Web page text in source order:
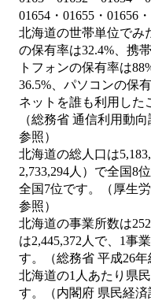
01654・01655・01656
北海道の世帯単位でみ
の保有率は32.4%、携
トフォンの保有率は
36.5%、パソコンの保
ネットを誰も利用した
（総務省 通信利用動
参照）
北海道の総人口は
2,733,294人）で全国8
全国7位です。（厚生
参照）
北海道の事業所数は
は2,445,372人で、1事
す。（総務省 平成26年
北海道の1人あたり県
す。（内閣府 県民経済